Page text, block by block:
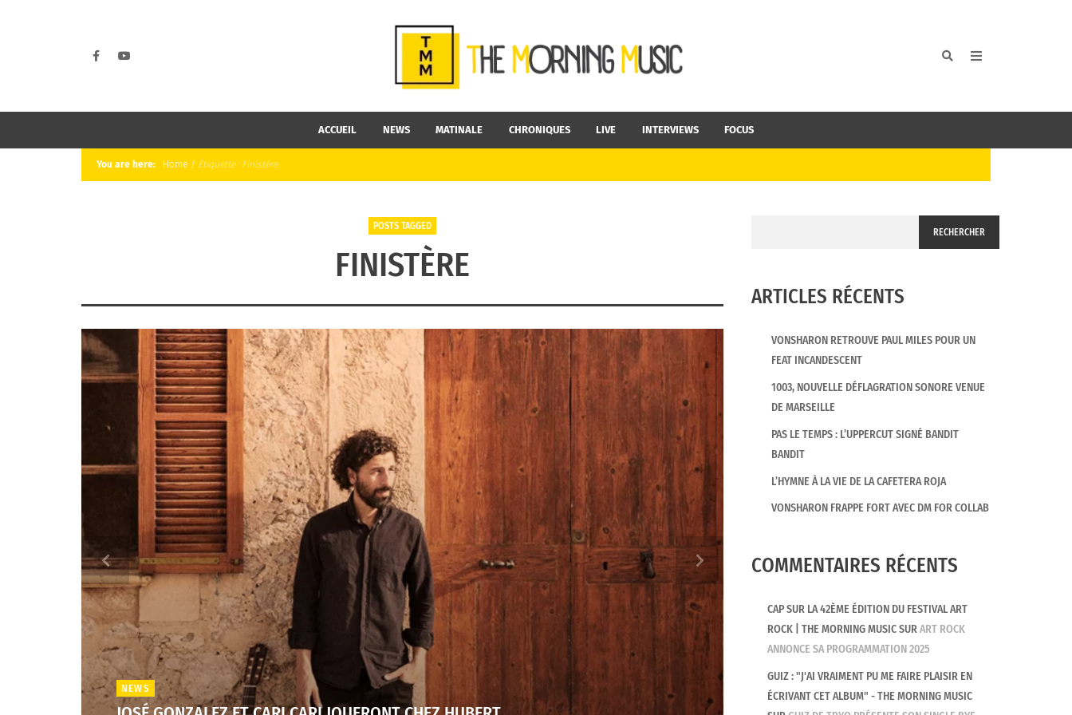
ACCUEIL NEWS MATINALE CHRONIQUES LIVE INTERVIEWS FOCUS
You are here: Home / Étiquette : Finistère
POSTS TAGGED
FINISTÈRE
NEWS
RECHERCHER
ARTICLES RÉCENTS
VONSHARON RETROUVE PAUL MILES POUR UN
FEAT INCANDESCENT
1003, NOUVELLE DÉFLAGRATION SONORE VENUE
DE MARSEILLE
PAS LE TEMPS : L’UPPERCUT SIGNÉ BANDIT
BANDIT
L’HYMNE À LA VIE DE LA CAFETERA ROJA
VONSHARON FRAPPE FORT AVEC DM FOR COLLAB
COMMENTAIRES RÉCENTS
CAP SUR LA 42ÈME ÉDITION DU FESTIVAL ART
ROCK | THE MORNING MUSICSURART ROCK
ANNONCE SA PROGRAMMATION 2025
GUIZ : "J'AI VRAIMENT PU ME FAIRE PLAISIR EN
ÉCRIVANT CET ALBUM" - THE MORNING MUSIC